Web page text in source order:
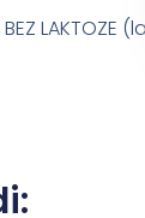
LAKTOZE